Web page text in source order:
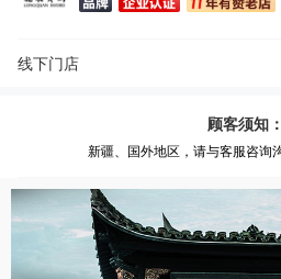
线下门店
顾客须知：
新疆、国外地区，请与客服咨询